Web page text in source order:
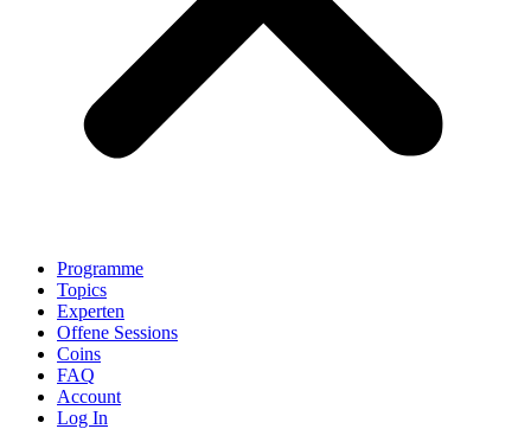
Programme
Topics
Experten
Offene Sessions
Coins
FAQ
Account
Log In